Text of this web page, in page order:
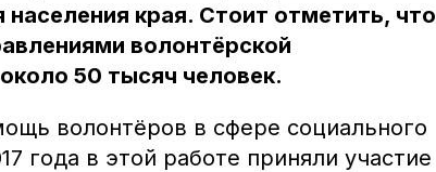
края. Стоит отметить, что
волонтёрской
50 тысяч человек.
волонтёров в сфере социального
года в этой работе приняли участие